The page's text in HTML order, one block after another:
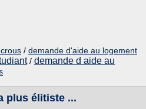
/ demande d'aide au logement
/ demande d aide au
plus élitiste ...